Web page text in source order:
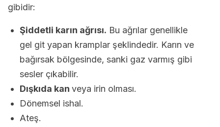
gibidir:
Şiddetli karın ağrısı. Bu ağrılar genellikle
gel git yapan kramplar şeklindedir. Karın ve
bağırsak bölgesinde, sanki gaz varmış gibi
sesler çıkabilir.
Dışkıda kan veya irin olması.
Dönemsel ishal.
Ateş.